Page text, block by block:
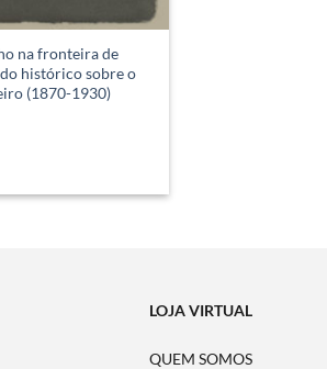
na fronteira de
histórico sobre o
(1870-1930)
LOJA VIRTUAL
QUEM SOMOS